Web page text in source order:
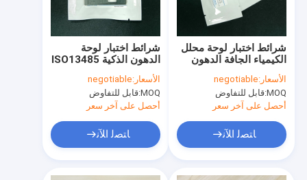
شرائط اختبار لوحة
الدهون الذكية ISO13485
شهادة CFDA
الأسعار:negotiable
MOQ: قابل للتفاوض
أحصل على آخر سعر
ﺎﺘﺼﻟ ﺍﻶﻧ
شرائط اختبار لوحة محلل
الكيمياء الجافة الدهون
شهادة ISO 13485
الأسعار:negotiable
MOQ: قابل للتفاوض
أحصل على آخر سعر
ﺎﺘﺼﻟ ﺍﻶﻧ